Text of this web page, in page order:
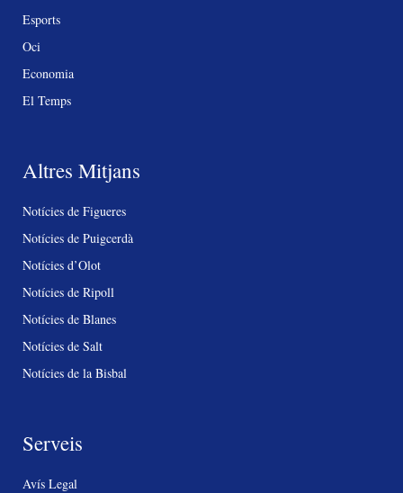
Esports
Oci
Economia
El Temps
Altres Mitjans
Notícies de Figueres
Notícies de Puigcerdà
Notícies d’Olot
Notícies de Ripoll
Notícies de Blanes
Notícies de Salt
Notícies de la Bisbal
Serveis
Avís Legal